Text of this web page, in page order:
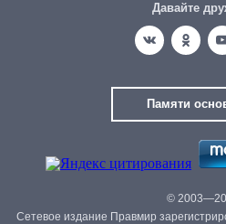
Давайте
Памяти
©
Сетевое издание Правмир